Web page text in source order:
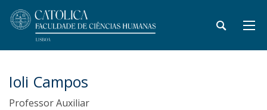
Ioli Campos
Professor Auxiliar